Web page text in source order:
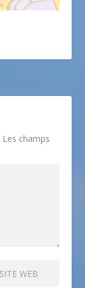
Les champs